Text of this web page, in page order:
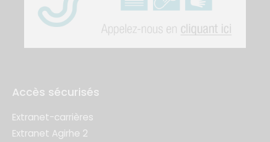
Accès sécurisés
Extranet-carrières
Extranet Agirhe 2